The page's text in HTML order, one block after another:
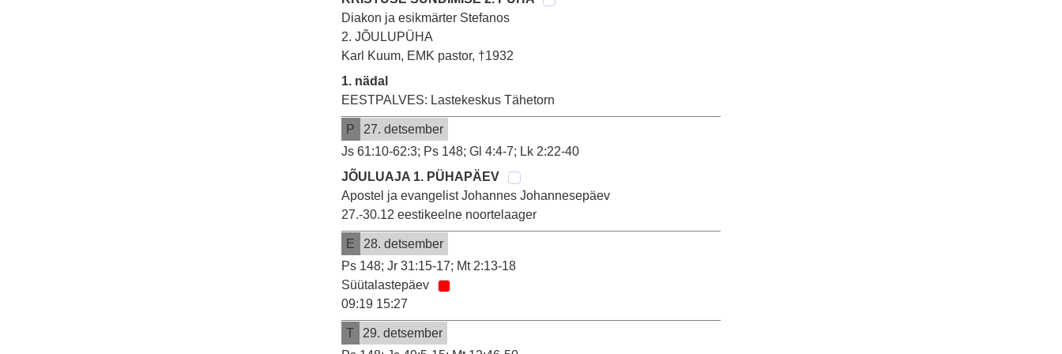
Diakon ja esikmärter Stefanos
2. JÕULUPÜHA
Karl Kuum, EMK pastor, †1932
1. nädal
EESTPALVES: Lastekeskus Tähetorn
P
27. detsember
Js 61:10-62:3; Ps 148; Gl 4:4-7; Lk 2:22-40
JÕULUAJA 1. PÜHAPÄEV
Apostel ja evangelist Johannes Johannesepäev
27.-30.12 eestikeelne noortelaager
E
28. detsember
Ps 148; Jr 31:15-17; Mt 2:13-18
Süütalastepäev
09:19 15:27
T
29. detsember